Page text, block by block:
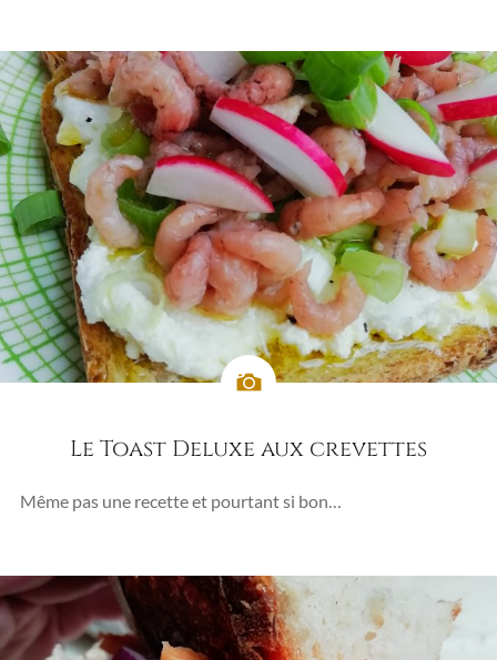
Le Toast Deluxe aux crevettes
Même pas une recette et pourtant si bon…